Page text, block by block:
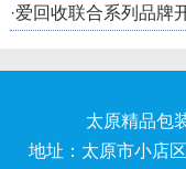
·爱回收联合系列品牌
太原精品包
地址：太原市小店